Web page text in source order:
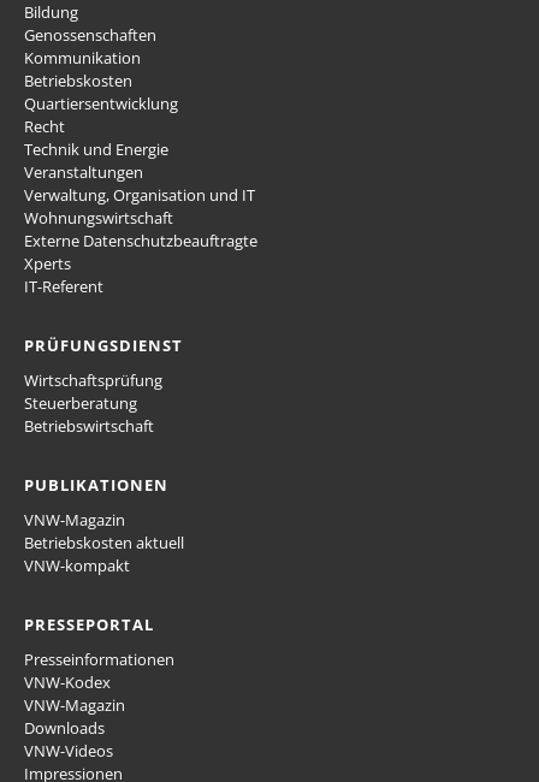
Bildung
Genossenschaften
Kommunikation
Betriebskosten
Quartiersentwicklung
Recht
Technik und Energie
Veranstaltungen
Verwaltung, Organisation und IT
Wohnungswirtschaft
Externe Datenschutzbeauftragte
Xperts
IT-Referent
PRÜFUNGSDIENST
Wirtschaftsprüfung
Steuerberatung
Betriebswirtschaft
PUBLIKATIONEN
VNW-Magazin
Betriebskosten aktuell
VNW-kompakt
PRESSEPORTAL
Presseinformationen
VNW-Kodex
VNW-Magazin
Downloads
VNW-Videos
Impressionen